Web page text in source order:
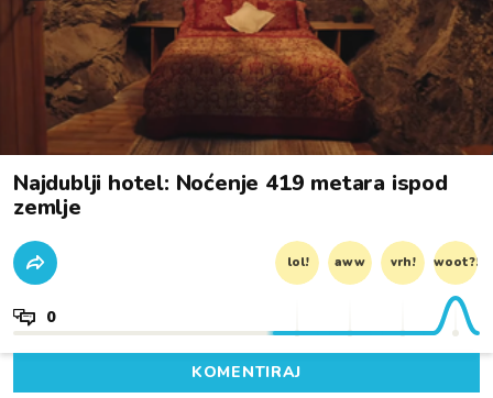
Najdublji hotel: Noćenje 419 metara ispod
zemlje
lol! aww vrh! woot?!
0
KOMENTIRAJ